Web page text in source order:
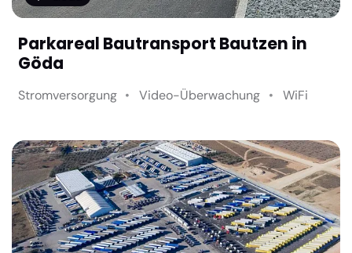
Parkareal Bautransport Bautzen in
Göda
Stromversorgung Video-Überwachung WiFi